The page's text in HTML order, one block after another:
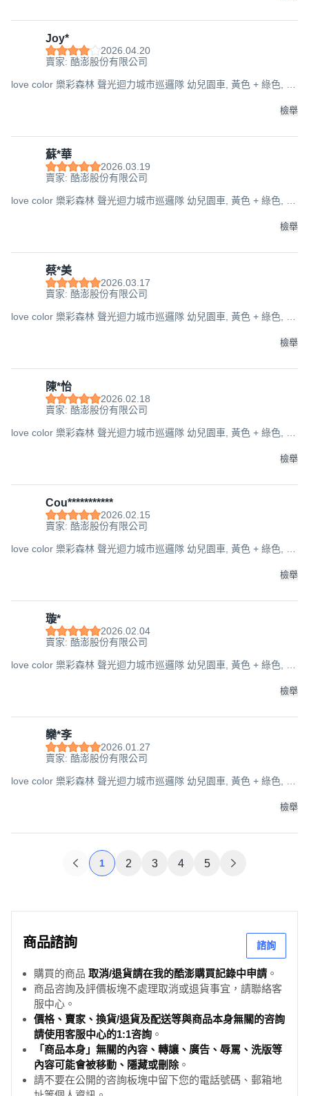
Joy*
2026.04.20
賣家: 酷澎股份有限公司
love color 樂彩森林 聲光迴力城市巡邏隊 幼兒園車, 黃色 + 綠色, 1
檢舉
蘇*華
2026.03.19
賣家: 酷澎股份有限公司
love color 樂彩森林 聲光迴力城市巡邏隊 幼兒園車, 黃色 + 綠色, 1
檢舉
蔡*美
2026.03.17
賣家: 酷澎股份有限公司
love color 樂彩森林 聲光迴力城市巡邏隊 幼兒園車, 黃色 + 綠色, 1
檢舉
陳*怡
2026.02.18
賣家: 酷澎股份有限公司
love color 樂彩森林 聲光迴力城市巡邏隊 幼兒園車, 黃色 + 綠色, 1
檢舉
Cou***********
2026.02.15
賣家: 酷澎股份有限公司
love color 樂彩森林 聲光迴力城市巡邏隊 幼兒園車, 黃色 + 綠色, 1
檢舉
璇*
2026.02.04
賣家: 酷澎股份有限公司
love color 樂彩森林 聲光迴力城市巡邏隊 幼兒園車, 黃色 + 綠色, 1
檢舉
欒*斈
2026.01.27
賣家: 酷澎股份有限公司
love color 樂彩森林 聲光迴力城市巡邏隊 幼兒園車, 黃色 + 綠色, 1
檢舉
1 2 3 4 5
商品諮詢 諮詢
購買的商品 取消/退貨請在我的酷澎購買記錄中申請 。
商品咨詢及評價板塊不處理取消或退貨事宜，請聯絡客
服中心。
價格、賣家、換貨/退貨及配送等與商品本身無關的咨詢
請使用客服中心的1:1咨詢 。
「商品本身」無關的內容、轉讓、廣告、辱罵、洗版等
內容可能會被移動、隱藏或刪除。
請不要在公開的咨詢板塊中留下您的電話號碼、郵箱地